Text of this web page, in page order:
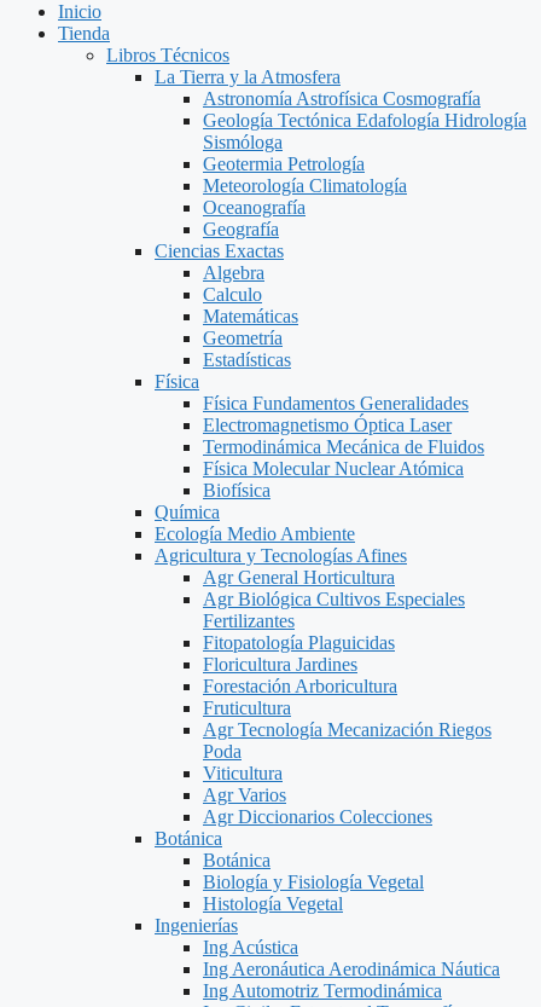
Inicio
Tienda
Libros Técnicos
La Tierra y la Atmosfera
Astronomía Astrofísica Cosmografía
Geología Tectónica Edafología Hidrología
Sismóloga
Geotermia Petrología
Meteorología Climatología
Oceanografía
Geografía
Ciencias Exactas
Algebra
Calculo
Matemáticas
Geometría
Estadísticas
Física
Física Fundamentos Generalidades
Electromagnetismo Óptica Laser
Termodinámica Mecánica de Fluidos
Física Molecular Nuclear Atómica
Biofísica
Química
Ecología Medio Ambiente
Agricultura y Tecnologías Afines
Agr General Horticultura
Agr Biológica Cultivos Especiales
Fertilizantes
Fitopatología Plaguicidas
Floricultura Jardines
Forestación Arboricultura
Fruticultura
Agr Tecnología Mecanización Riegos
Poda
Viticultura
Agr Varios
Agr Diccionarios Colecciones
Botánica
Botánica
Biología y Fisiología Vegetal
Histología Vegetal
Ingenierías
Ing Acústica
Ing Aeronáutica Aerodinámica Náutica
Ing Automotriz Termodinámica